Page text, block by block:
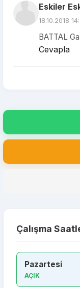
Eskiler
18.10.2018
BATTAL
Cevapla
Çalışma
Pazartesi
AÇIK